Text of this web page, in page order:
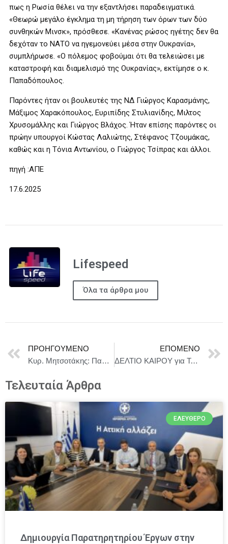
πως η Ρωσία θέλει να την εξαντλήσει παραδειγματικά.
«Θεωρώ μεγάλο έγκλημα τη μη τήρηση των όρων των δύο
συνθηκών Μινσκ», πρόσθεσε. «Κανένας ρώσος ηγέτης δεν θα
δεχόταν το ΝΑΤΟ να ηγεμονεύει μέσα στην Ουκρανία»,
συμπλήρωσε. «Ο πόλεμος φοβούμαι ότι θα τελειώσει με
καταστροφή και διαμελισμό της Ουκρανίας», εκτίμησε ο κ.
Παπαδόπουλος.
Παρόντες ήταν οι βουλευτές της ΝΔ Γιώργος Καρασμάνης,
Μάξιμος Χαρακόπουλος, Ευριπίδης Στυλιανίδης, Μιλτος
Χρυσομάλλης και Γιώργος Βλάχος. Ήταν επίσης παρόντες οι
πρώην υπουργοί Κώστας Λαλιώτης, Στέφανος Τζουμάκας,
καθώς και η Τόνια Αντωνίου, ο Γιώργος Τσίπρας και άλλοι.
πηγή :ΑΠΕ
17.6.2025
Lifespeed
Όλα τα άρθρα μου
ΠΡΟΗΓΟΎΜΕΝΟ
Κυρ. Μητσοτάκης: Παρά τις δυσκολίες έχουμε το δικαίωμα να ατενίζουμε το μέλλον με μεγαλύτερη αισιοδοξία
ΕΠΌΜΕΝΟ
ΔΕΛΤΙΟ ΚΑΙΡΟΥ για Τετάρτη 18/6
Τελευταία Άρθρα
ΕΛΕΎΘΕΡΟ
Δημιουργία Παρατηρητηρίου Έργων στην